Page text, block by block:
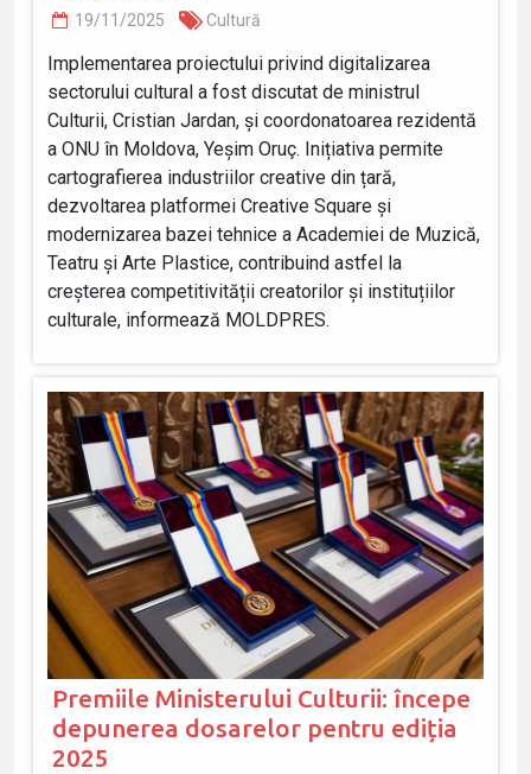
19/11/2025 Cultură
Implementarea proiectului privind digitalizarea
sectorului cultural a fost discutat de ministrul
Culturii, Cristian Jardan, și coordonatoarea rezidentă
a ONU în Moldova, Yeşim Oruç. Inițiativa permite
cartografierea industriilor creative din țară,
dezvoltarea platformei Creative Square și
modernizarea bazei tehnice a Academiei de Muzică,
Teatru și Arte Plastice, contribuind astfel la
creșterea competitivității creatorilor și instituțiilor
culturale, informează MOLDPRES.
Premiile Ministerului Culturii: începe
depunerea dosarelor pentru ediția
2025